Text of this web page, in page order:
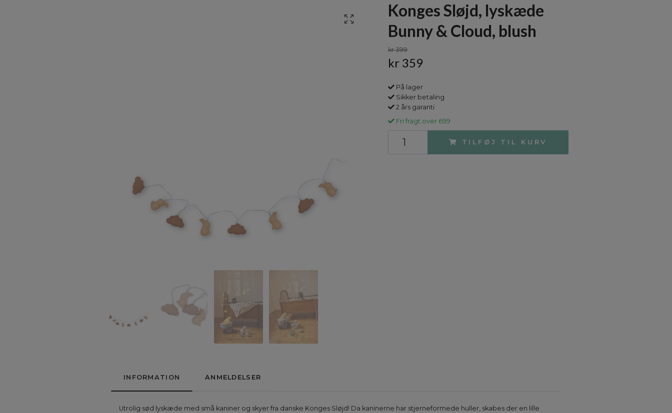
Konges Sløjd, lyskæde
Bunny & Cloud, blush
kr 399
kr 359
På lager
Sikker betaling
2 års garanti
Fri fragt over 699
TILFØJ TIL KURV
INFORMATION ANMELDELSER
Utrolig sød lyskæde med små kaniner og skyer fra danske Konges Sløjd! Da kaninerne har stjerneformede huller, skabes der en lille